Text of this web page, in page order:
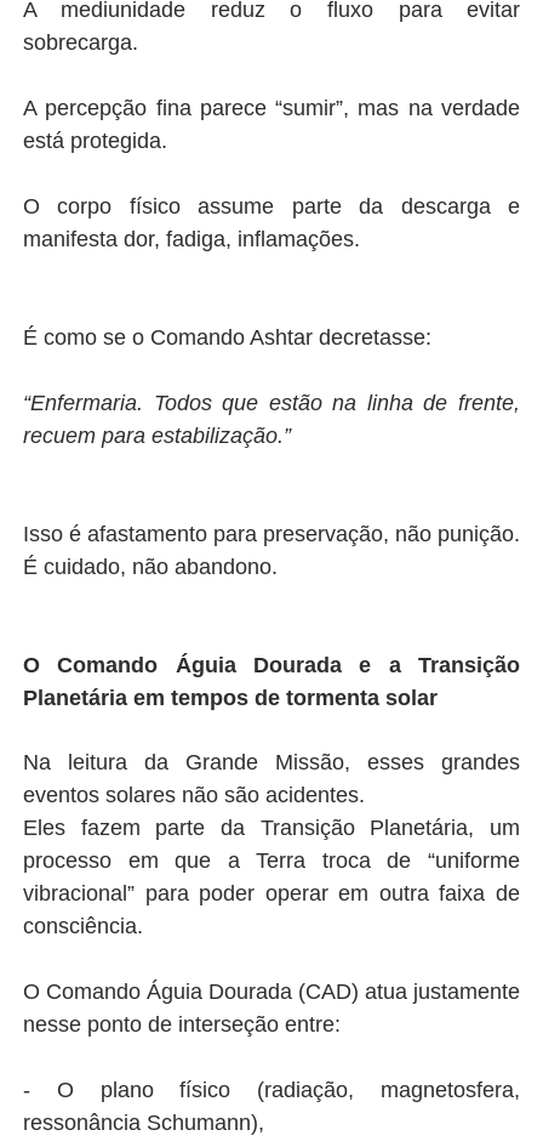
A mediunidade reduz o fluxo para evitar
sobrecarga.
A percepção fina parece “sumir”, mas na verdade
está protegida.
O corpo físico assume parte da descarga e
manifesta dor, fadiga, inflamações.
É como se o Comando Ashtar decretasse:
“Enfermaria. Todos que estão na linha de frente,
recuem para estabilização.”
Isso é afastamento para preservação, não punição.
É cuidado, não abandono.
O Comando Águia Dourada e a Transição
Planetária em tempos de tormenta solar
Na leitura da Grande Missão, esses grandes
eventos solares não são acidentes.
Eles fazem parte da Transição Planetária, um
processo em que a Terra troca de “uniforme
vibracional” para poder operar em outra faixa de
consciência.
O Comando Águia Dourada (CAD) atua justamente
nesse ponto de interseção entre:
- O plano físico (radiação, magnetosfera,
ressonância Schumann),